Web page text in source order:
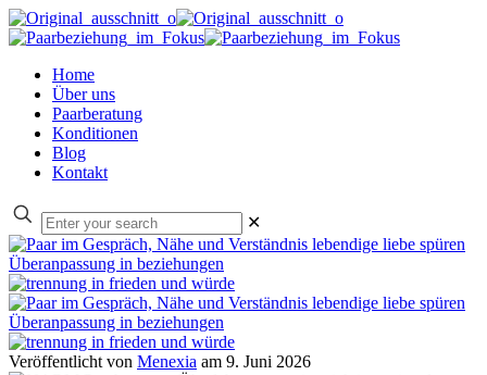
Home
Über uns
Paarberatung
Konditionen
Blog
Kontakt
✕
Veröffentlicht von Menexia am 9. Juni 2026